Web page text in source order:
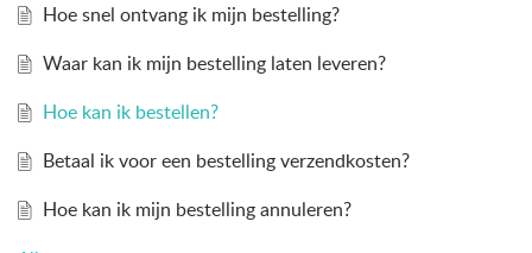
Hoe snel ontvang ik mijn bestelling?
Waar kan ik mijn bestelling laten leveren?
Hoe kan ik bestellen?
Betaal ik voor een bestelling verzendkosten?
Hoe kan ik mijn bestelling annuleren?